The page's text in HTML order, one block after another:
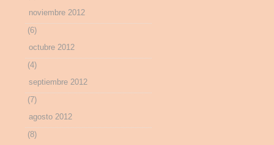
noviembre 2012
(6)
octubre 2012
(4)
septiembre 2012
(7)
agosto 2012
(8)